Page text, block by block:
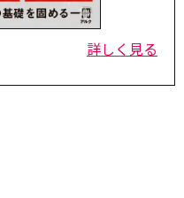
詳しく見る